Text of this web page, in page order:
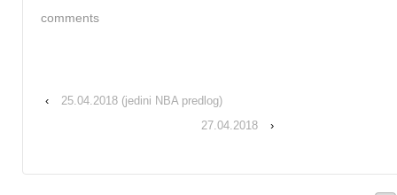
comments
‹
25.04.2018 (jedini NBA predlog)
27.04.2018
›